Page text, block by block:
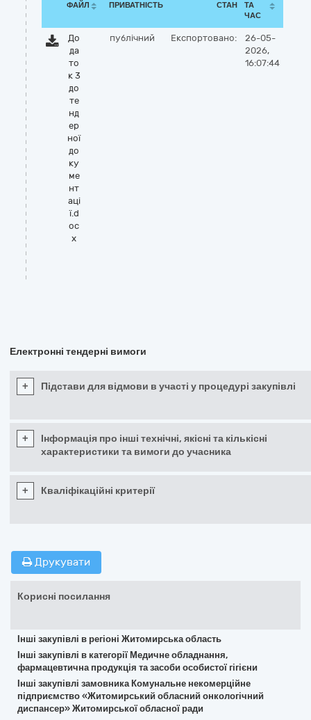
ФАЙЛ ПРИВАТНІСТЬ СТАН
ТА
ЧАС
До
да
то
к 3
до
те
нд
ер
ної
до
ку
ме
нт
аці
ї.d
oc
x
публічний Експортовано:
26-05-
2026,
16:07:44
Електронні тендерні вимоги
+ Підстави для відмови в участі у процедурі закупівлі
+
Інформація про інші технічні, якісні та кількісні
характеристики та вимоги до учасника
+ Кваліфікаційні критерії
Друкувати
Корисні посилання
Інші закупівлі в регіоні Житомирська область
Інші закупівлі в категорії Медичне обладнання,
фармацевтична продукція та засоби особистої гігієни
Інші закупівлі замовника Комунальне некомерційне
підприємство «Житомирський обласний онкологічний
диспансер» Житомирської обласної ради